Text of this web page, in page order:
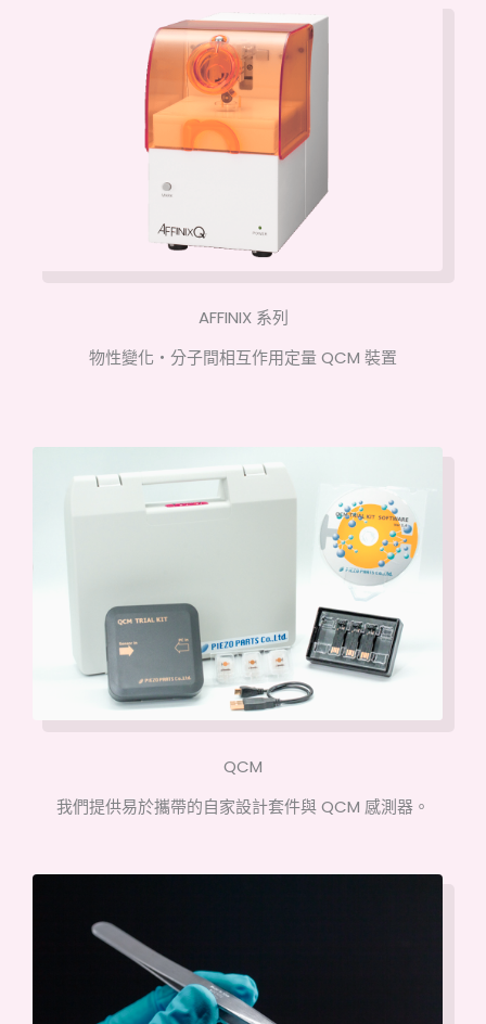
AFFINIX 系列
物性變化・分子間相互作用定量 QCM 裝置
QCM
我們提供易於攜帶的自家設計套件與 QCM 感測器。